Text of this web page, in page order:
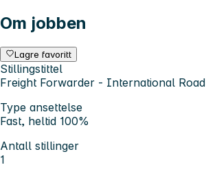
Om jobben
Lagre favoritt
Stillingstittel
Freight Forwarder - International Road
Type ansettelse
Fast, heltid 100%
Antall stillinger
1